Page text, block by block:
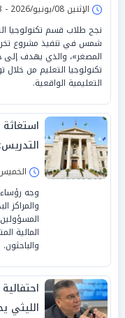
الإثنين 08/يونيو/2026 - 03:23 م
نجح طلاب قسم تكنولوجيا
شمس في تنفيذ مشروع تخرج
المصغر»، والذي يهدف إلى
تكنولوجيا التعليم من خلال
التعليمية الواقعية.
الخميس 14/مايو/2026 -
وجه
والمراكز
المالية
والباحثون.
الليثي